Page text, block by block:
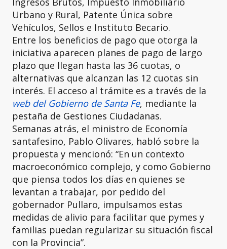
Urbano y Rural, Patente Única sobre
Vehículos, Sellos e Instituto Becario.
Entre los beneficios de pago que otorga la
iniciativa aparecen planes de pago de largo
plazo que llegan hasta las 36 cuotas, o
alternativas que alcanzan las 12 cuotas sin
interés. El acceso al trámite es a través de la
web del Gobierno de Santa Fe, mediante la
pestaña de Gestiones Ciudadanas.
Semanas atrás, el ministro de Economía
santafesino, Pablo Olivares, habló sobre la
propuesta y mencionó: “En un contexto
macroeconómico complejo, y como Gobierno
que piensa todos los días en quienes se
levantan a trabajar, por pedido del
gobernador Pullaro, impulsamos estas
medidas de alivio para facilitar que pymes y
familias puedan regularizar su situación fiscal
con la Provincia”.